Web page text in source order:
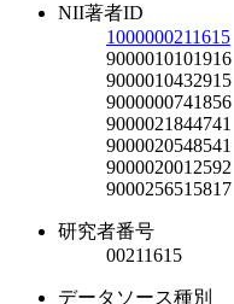
NII著者ID
1000000211615
9000010101916
9000010432915
9000000741856
9000021844741
9000020548541
9000020012592
9000256515817
研究者番号
00211615
データソース種別